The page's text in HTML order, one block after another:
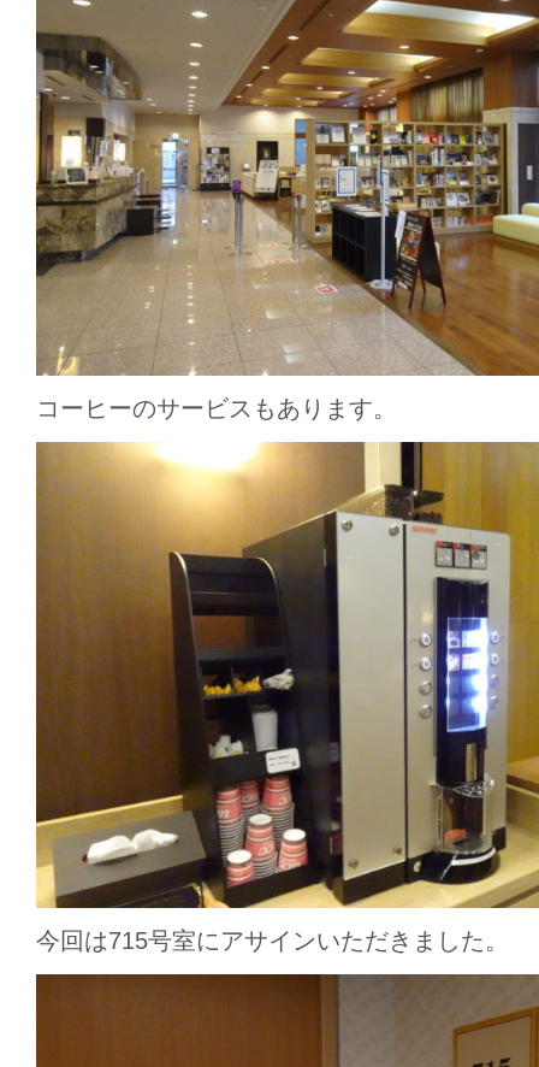
コーヒーのサービスもあります。
今回は715号室にアサインいただきました。